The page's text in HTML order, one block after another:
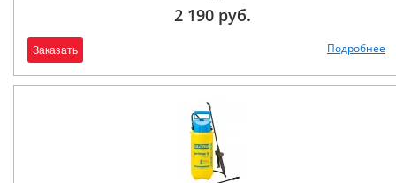
2 190 руб.
Заказать Подробнее